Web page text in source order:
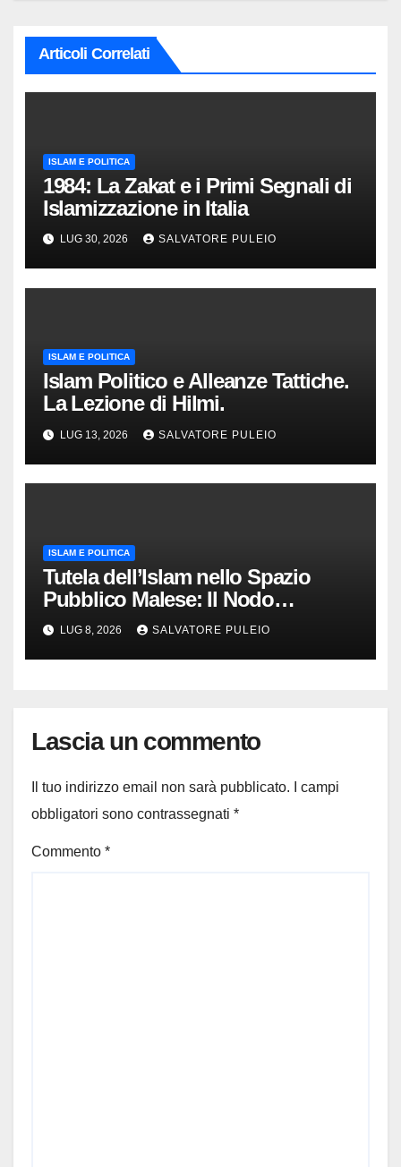
Articoli Correlati
ISLAM E POLITICA
1984: La Zakat e i Primi Segnali di
Islamizzazione in Italia
LUG 30, 2026 SALVATORE PULEIO
ISLAM E POLITICA
Islam Politico e Alleanze Tattiche.
La Lezione di Hilmi.
LUG 13, 2026 SALVATORE PULEIO
ISLAM E POLITICA
Tutela dell’Islam nello Spazio
Pubblico Malese: Il Nodo
Democratico
LUG 8, 2026 SALVATORE PULEIO
Lascia un commento
Il tuo indirizzo email non sarà pubblicato.
I campi
obbligatori sono contrassegnati *
Commento *